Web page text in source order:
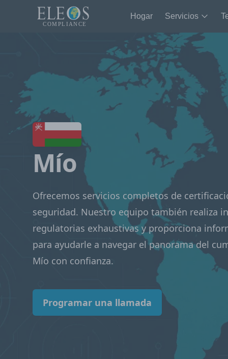
Hogar Servicios
Mío
Ofrecemos servicios completos de
seguridad. Nuestro equipo también realiza
regulatorias exhaustivas y proporciona
para ayudarle a navegar el panorama del
Mío con confianza.
Programar una llamada